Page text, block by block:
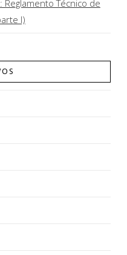
Técnico de
I)